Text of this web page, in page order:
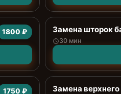
1800 ₽ Замена шторок
30 мин
1750 ₽ Замена